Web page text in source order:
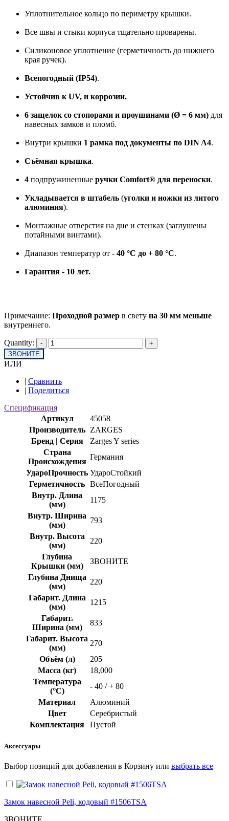
Уплотнительное кольцо по периметру крышки.
Все швы и стыки корпуса тщательно проварены.
Силиконовое уплотнение (герметичность до нижнего
края ручек).
Всепогодный (IP54).
Устойчив к UV, и коррозии.
6 защелок со стопорами и проушинами (Ø = 6 мм) для
навесных замков и пломб.
Внутри крышки 1 рамка под документы по DIN A4.
Съёмная крышка.
4 подпружиненные ручки Comfort® для переноски.
Укладывается в штабель (уголки и ножки из литого
алюминия).
Монтажные отверстия на дне и стенках (заглушены
потайными винтами).
Диапазон температур от - 40 °C до + 80 °C.
Гарантия - 10 лет.
Примечание: Проходной размер в свету на 30 мм меньше
внутреннего.
Quantity:
ЗВОНИТЕ
ИЛИ
| Сравнить
| Поделиться
Спецификация
Артикул
45058
Производитель
ZARGES
Бренд | Серия
Zarges Y series
Страна
Происхождения
Германия
УдароПрочность УдароСтойкий
Герметичность ВсеПогодный
Внутр. Длина
(мм)
1175
Внутр. Ширина
(мм)
793
Внутр. Высота
(мм)
220
Глубина
Крышки (мм)
ЗВОНИТЕ
Глубина Днища
(мм)
220
Габарит. Длина
(мм)
1215
Габарит.
Ширина (мм)
833
Габарит. Высота
(мм)
270
Объём (л)
205
Масса (кг)
18,000
Температура
(°C)
- 40 / + 80
Материал
Алюминий
Цвет
Серебристый
Комплектация
Пустой
Аксессуары
Выбор позиций для добавления в Корзину или выбрать все
Замок навесной Peli, кодовый #1506TSA